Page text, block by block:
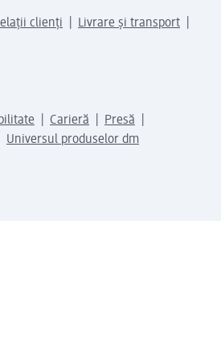
clienți
Livrare și transport
Carieră
Presă
Universul produselor dm